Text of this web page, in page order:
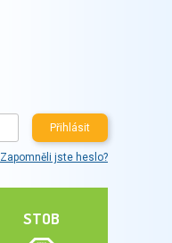
Přihlásit
Zapomněli jste heslo?
STOB